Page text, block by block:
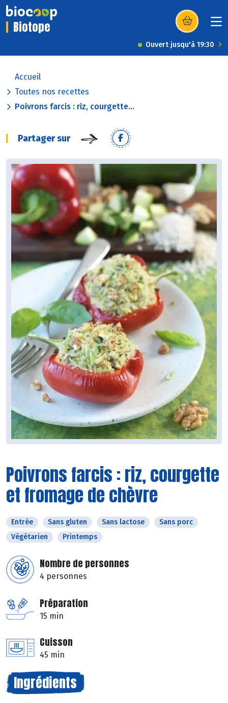
Biotope (s’ouvre dans
Ouvert jusqu'à 19:30
Accueil
Toutes nos recettes
Poivrons farcis : riz, courgette...
Partager sur
Poivrons farcis : riz, courgette
et fromage de chèvre
Entrée Sans gluten Sans lactose
Sans porc
Végétarien
Printemps
Nombre de personnes
4 personnes
Préparation
15 min
Cuisson
45 min
Ingrédients